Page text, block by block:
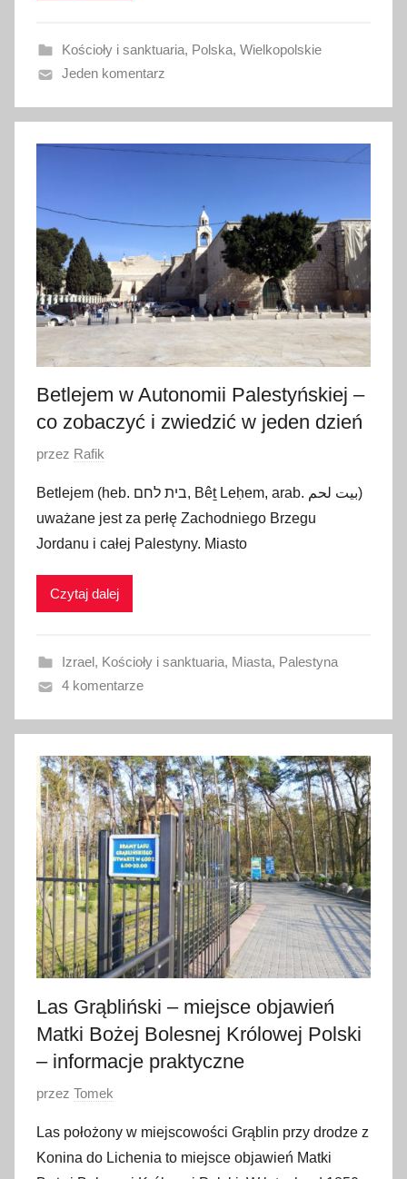
w
n
o
l
u
o
2
0
2
Kościoły i sanktuaria, Polska, Wielkopolskie
Jeden komentarz
Betlejem w Autonomii Palestyńskiej –
co zobaczyć i zwiedzić w jeden dzień
O
u
b
l
i
a
n
2
1
m
a
j
a
2
0
1
9
przez Rafik
Betlejem (heb. בית לחם, Bêṯ Leḥem, arab. بيت لحم)
uważane jest za perłę Zachodniego Brzegu
Jordanu i całej Palestyny. Miasto
Czytaj dalej
Izrael, Kościoły i sanktuaria, Miasta, Palestyna
4 komentarze
Las Grąbliński – miejsce objawień
Matki Bożej Bolesnej Królowej Polski
– informacje praktyczne
O
u
b
przez Tomek
Las położony w miejscowości Grąblin przy drodze z
Konina do Lichenia to miejsce objawień Matki